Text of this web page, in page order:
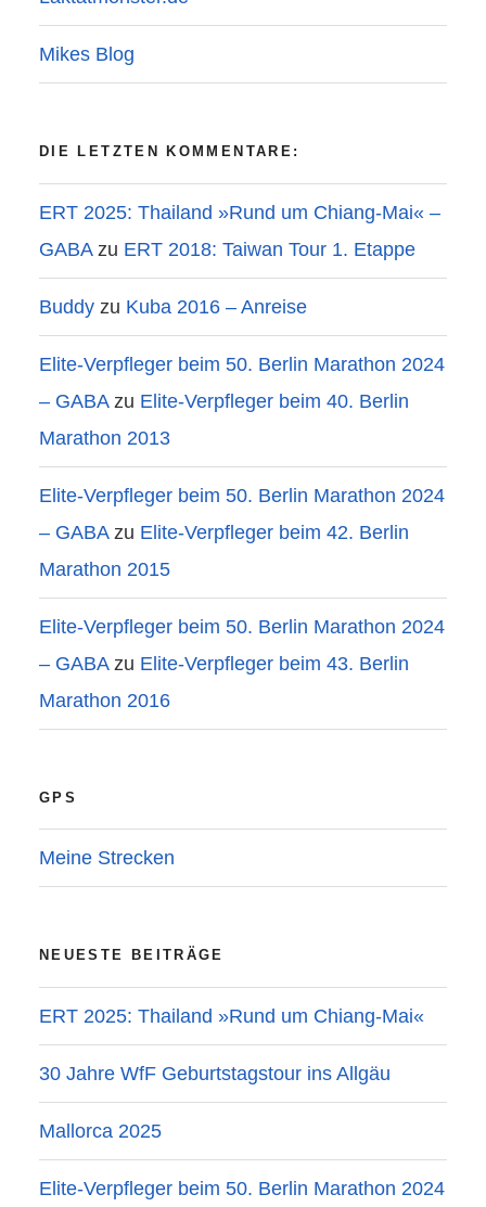
Mikes Blog
DIE LETZTEN KOMMENTARE:
ERT 2025: Thailand »Rund um Chiang-Mai« –
GABAzu ERT 2018: Taiwan Tour 1. Etappe
Buddy zu Kuba 2016 – Anreise
Elite-Verpfleger beim 50. Berlin Marathon 2024
– GABAzu Elite-Verpfleger beim 40. Berlin
Marathon 2013
Elite-Verpfleger beim 50. Berlin Marathon 2024
– GABAzu Elite-Verpfleger beim 42. Berlin
Marathon 2015
Elite-Verpfleger beim 50. Berlin Marathon 2024
– GABAzu Elite-Verpfleger beim 43. Berlin
Marathon 2016
GPS
Meine Strecken
NEUESTE BEITRÄGE
ERT 2025: Thailand »Rund um Chiang-Mai«
30 Jahre WfF Geburtstagstour ins Allgäu
Mallorca 2025
Elite-Verpfleger beim 50. Berlin Marathon 2024